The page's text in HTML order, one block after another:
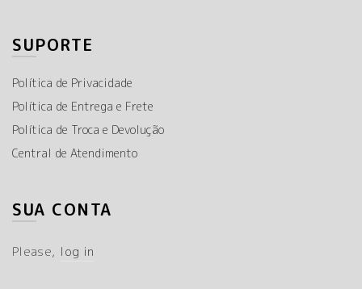
SUPORTE
Política de Privacidade
Política de Entrega e Frete
Política de Troca e Devolução
Central de Atendimento
SUA CONTA
Please, log in